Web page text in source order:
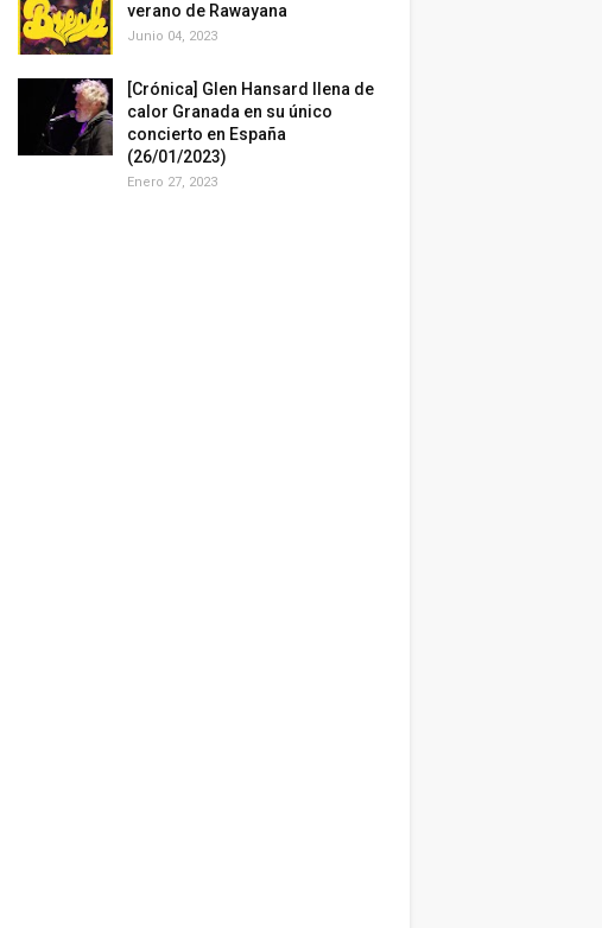
verano de Rawayana
Junio 04, 2023
[Crónica] Glen Hansard llena de
calor Granada en su único
concierto en España
(26/01/2023)
Enero 27, 2023